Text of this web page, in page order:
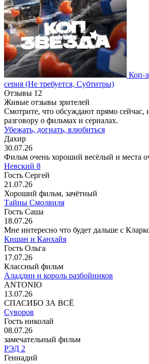
Коп-
серия (Не требуется, Субтитры)
Отзывы 12
Живые отзывы зрителей
Смотрите, что обсуждают прямо сейчас,
разговору о фильмах и сериалах.
Убежать, догнать, влюбиться
Дахир
30.07.26
Фильм очень хороший весёлый и места
Невский 8
Гость Сергей
21.07.26
Хороший фильм, зачётный
Тайны Смолвиля
Гость Саша
18.07.26
Мне интересно что будет дальше с
Кишан и Канхайя
Гость Ольга
17.07.26
Классный фильм
Аладдин и король разбойников
ANTONIO
13.07.26
СПАСИБО ЗА ВСЁ
Суворов
Гость николай
08.07.26
замечательный фильм
РЭД 2
Геннадий